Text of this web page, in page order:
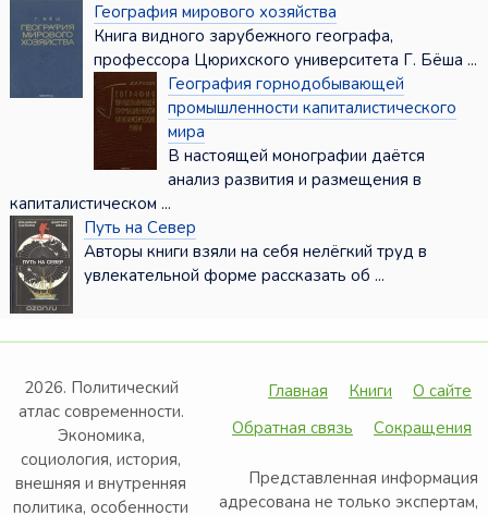
География мирового хозяйства
Книга видного зарубежного географа,
профессора Цюрихского университета Г. Бёша ...
География горнодобывающей
промышленности капиталистического
мира
В настоящей монографии даётся
анализ развития и размещения в
капиталистическом ...
Путь на Север
Авторы книги взяли на себя нелёгкий труд в
увлекательной форме рассказать об ...
2026. Политический
атлас современности.
Экономика,
социология, история,
внешняя и внутренняя
политика, особенности
Главная Книги
О сайте
Обратная связь
Сокращения
Представленная информация
адресована не только экспертам,